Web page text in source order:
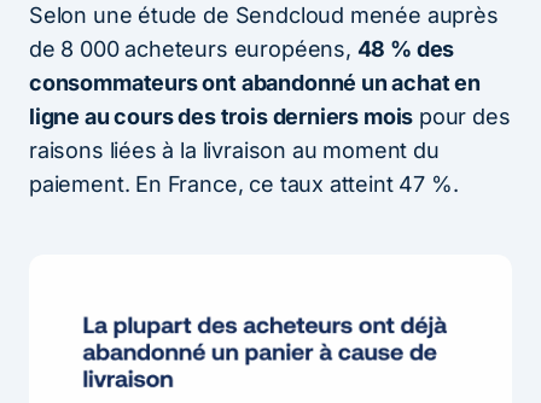
Selon une étude de Sendcloud menée auprès
de 8 000 acheteurs européens, 48 % des
consommateurs ont abandonné un achat en
ligne au cours des trois derniers mois pour des
raisons liées à la livraison au moment du
paiement. En France, ce taux atteint 47 %.